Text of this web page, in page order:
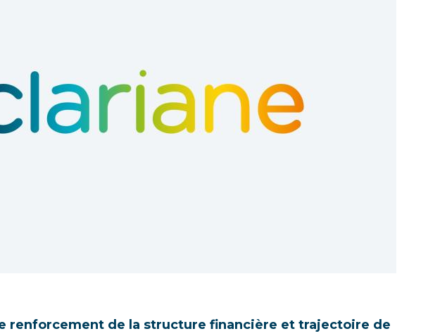
renforcement de la structure financière et trajectoire de